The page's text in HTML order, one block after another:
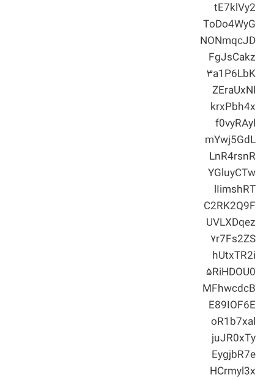
tE7klVy2
ToDo4WyG
NONmqcJD
FgJsCakz
۳a1P6LbK
ZEraUxNl
krxPbh4x
f0vyRAyl
mYwj5GdL
LnR4rsnR
YGluyCTw
lIimshRT
C2RK2Q9F
UVLXDqez
۷r7Fs2ZS
hUtxTR2i
۵RiHDOU0
MFhwcdcB
E89IOF6E
oR1b7xal
juJR0xTy
EygjbR7e
HCrmyl3x